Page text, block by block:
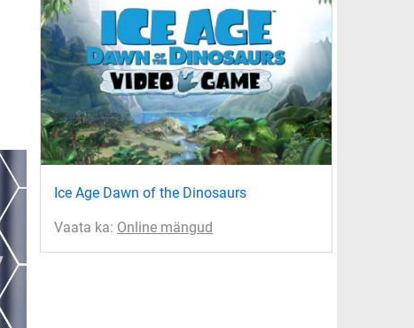
Ice Age Dawn of the Dinosaurs
Vaata ka: Online mängud